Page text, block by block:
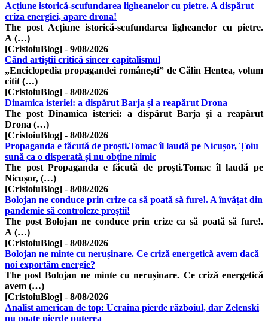
Acțiune istorică-scufundarea ligheanelor cu pietre. A dispărut
criza energiei, apare drona!
The post Acțiune istorică-scufundarea ligheanelor cu pietre.
A (…)
[CristoiuBlog] - 9/08/2026
Când artiștii critică sincer capitalismul
„Enciclopedia propagandei românești” de Călin Hentea, volum
citit (…)
[CristoiuBlog] - 8/08/2026
Dinamica isteriei: a dispărut Barja și a reapărut Drona
The post Dinamica isteriei: a dispărut Barja și a reapărut
Drona (…)
[CristoiuBlog] - 8/08/2026
Propaganda e făcută de proști.Tomac îl laudă pe Nicușor, Țoiu
sună ca o disperată și nu obține nimic
The post Propaganda e făcută de proști.Tomac îl laudă pe
Nicușor, (…)
[CristoiuBlog] - 8/08/2026
Bolojan ne conduce prin crize ca să poată să fure!. A învățat din
pandemie să controleze proștii!
The post Bolojan ne conduce prin crize ca să poată să fure!.
A (…)
[CristoiuBlog] - 8/08/2026
Bolojan ne minte cu nerușinare. Ce criză energetică avem dacă
noi exportăm energie?
The post Bolojan ne minte cu nerușinare. Ce criză energetică
avem (…)
[CristoiuBlog] - 8/08/2026
Analist american de top: Ucraina pierde războiul, dar Zelenski
nu poate pierde puterea